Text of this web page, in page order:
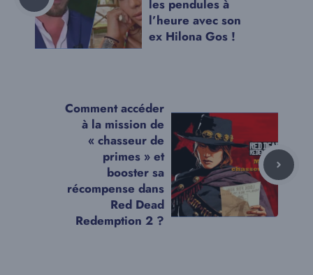
les pendules à
l’heure avec son
ex Hilona Gos !
Comment accéder
à la mission de
« chasseur de
primes » et
booster sa
récompense dans
Red Dead
Redemption 2 ?